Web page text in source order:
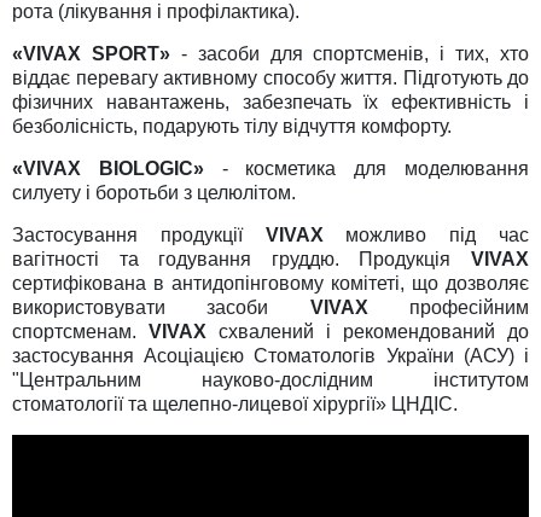
рота (лікування і профілактика).
«VIVAX SPORT»- засоби для спортсменів, і тих, хто
віддає перевагу активному способу життя. Підготують до
фізичних навантажень, забезпечать їх ефективність і
безболісність, подарують тілу відчуття комфорту.
«VIVAX BIOLOGIC»- косметика для моделювання
силуету і боротьби з целюлітом.
Застосування продукції VIVAX можливо під час
вагітності та годування груддю. Продукція VIVAX
сертифікована в антидопінговому комітеті, що дозволяє
використовувати засоби VIVAX професійним
спортсменам. VIVAX схвалений і рекомендований до
застосування Асоціацією Стоматологів України (АСУ) і
"Центральним науково-дослідним інститутом
стоматології та щелепно-лицевої хірургії» ЦНДІС.